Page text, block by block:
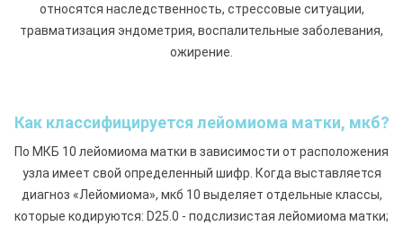
относятся наследственность, стрессовые ситуации,
травматизация эндометрия, воспалительные заболевания,
ожирение.
Как классифицируется лейомиома матки, мкб?
По МКБ 10 лейомиома матки в зависимости от расположения
узла имеет свой определенный шифр. Когда выставляется
диагноз «Лейомиома», мкб 10 выделяет отдельные классы,
которые кодируются: D25.0 - подслизистая лейомиома матки;